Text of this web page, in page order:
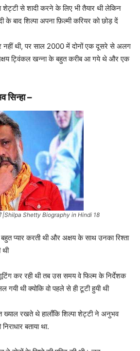
शेट्टी से शादी करने के लिए भी तैयार थी लेकिन
के बाद शिल्पा अपना फ़िल्मी करियर को छोड़ दें
नहीं थी, पर साल 2000 में दोनों एक दूसरे से अलग
ट्विंकल खन्ना के बहुत करीब आ गये थे और एक
सिन्हा–
|Shilpa Shetty Biography in Hindi 18
प्यार करती थी और अक्षय के साथ उनका रिश्ता
थी
कर रही थी तब उस समय वे फिल्म के निर्देशक
गयी थी क्योकि वो पहले से ही टूटी हुयी थी
ख्याल रखते थे हालाँकि शिल्पा शेट्टी ने अनुभव
बताया था.